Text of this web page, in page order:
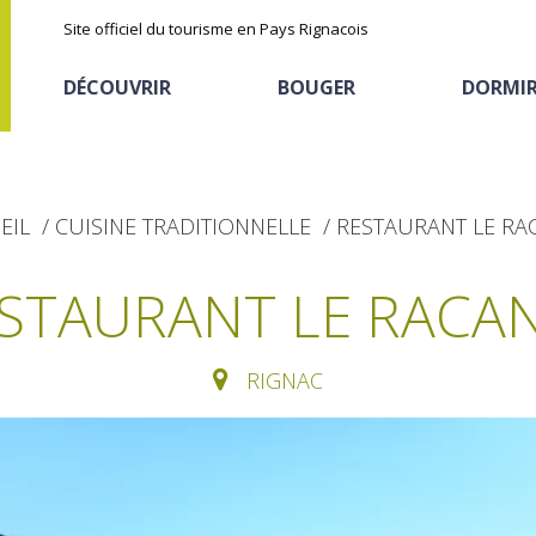
Site officiel du tourisme en Pays Rignacois
DÉCOUVRIR
Les sites naturels
BOUGER
Hôtels et résidences
de tourisme
CUISINE TRADITIONNELLE RESTAURANT LE
LE
RIGNAC